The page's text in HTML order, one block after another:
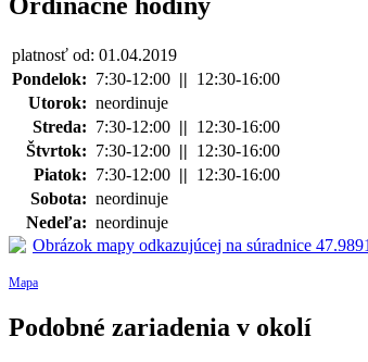
platnosť od: 01.04.2019
Pondelok: 7:30-12:00 || 12:30-16:00
Utorok: neordinuje
Streda: 7:30-12:00 || 12:30-16:00
Štvrtok: 7:30-12:00 || 12:30-16:00
Piatok: 7:30-12:00 || 12:30-16:00
Sobota: neordinuje
Nedeľa: neordinuje
Mapa
Podobné zariadenia v okolí